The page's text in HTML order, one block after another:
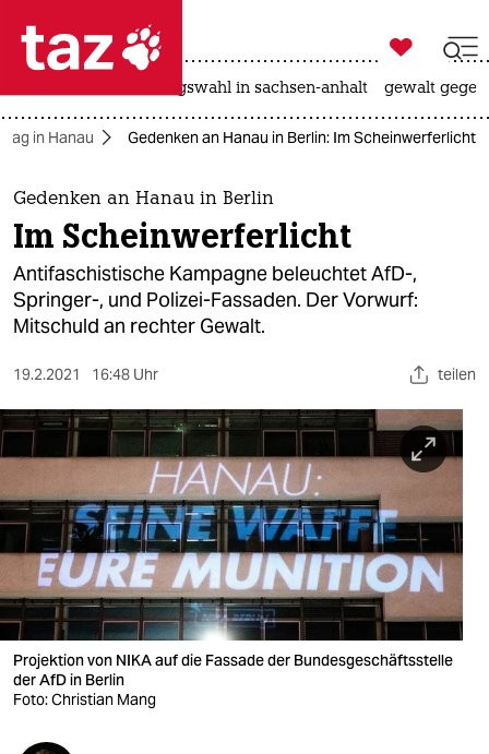
 taz zahl ich
taz zahl ich
themen
politik
öko
sport
berlin
nord
wahrheit
verlag
verlag

taz zahl ich
landtagswahl in sachsen-anhalt gewalt
in Hanau Gedenken an Hanau in Berlin: Im Scheinwerferlicht
Gedenken an Hanau in Berlin
Im Scheinwerferlicht
Antifaschistische Kampagne beleuchtet AfD-,
Springer-, und Polizei-Fassaden. Der Vorwurf:
Mitschuld an rechter Gewalt.
19.2.2021 16:48 Uhr teilen
Projektion von NIKA auf die Fassade der Bundesgeschäftsstelle
der AfD in Berlin
Foto: Christian Mang